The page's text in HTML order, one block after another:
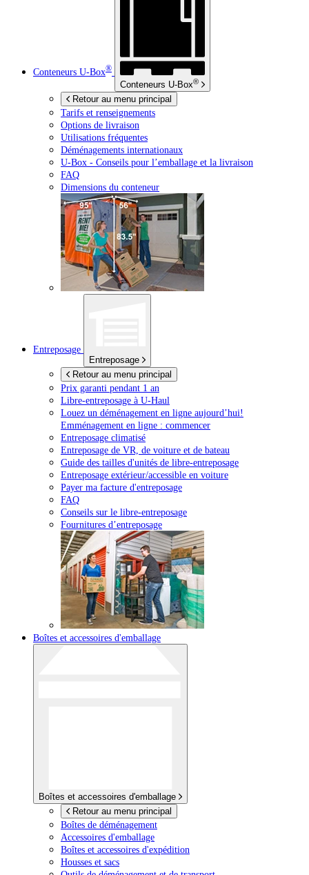
Conteneurs U-Box®
Conteneurs U-Box®
Retour au menu principal
Tarifs et renseignements
Options de livraison
Utilisations fréquentes
Déménagements internationaux
U-Box - Conseils pour l’emballage et la livraison
FAQ
Dimensions du conteneur
Entreposage
Entreposage
Retour au menu principal
Prix garanti pendant 1 an
Libre-entreposage à U-Haul
Louez un déménagement en ligne aujourd’hui!
Emménagement en ligne : commencer
Entreposage climatisé
Entreposage de VR, de voiture et de bateau
Guide des tailles d'unités de libre-entreposage
Entreposage extérieur/accessible en voiture
Payer ma facture d'entreposage
FAQ
Conseils sur le libre-entreposage
Fournitures d’entreposage
Boîtes et accessoires d'emballage
Boîtes et accessoires d'emballage
Retour au menu principal
Boîtes de déménagement
Accessoires d'emballage
Boîtes et accessoires d'expédition
Housses et sacs